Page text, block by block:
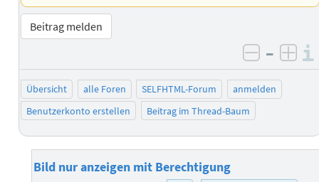
Beitrag melden
negativ
–
Übersicht alle Foren SELFHTML-Forum
anmelden
Benutzerkonto erstellen
Beitrag im Thread-Baum
Bild nur anzeigen mit Berechtigung